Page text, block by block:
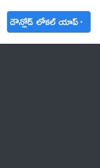
డౌన్లోడ్ లోకల్ యాప్